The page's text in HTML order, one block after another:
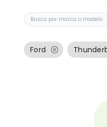
Buscar auto por
Ford cancel